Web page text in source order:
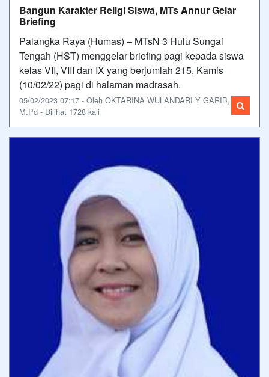
Bangun Karakter Religi Siswa, MTs Annur Gelar
Briefing
Palangka Raya (Humas) – MTsN 3 Hulu Sungai
Tengah (HST) menggelar briefing pagi kepada siswa
kelas VII, VIII dan IX yang berjumlah 215, Kamis
(10/02/22) pagi di halaman madrasah.
05/02/2023 07:17 - Oleh OKTARINA WULANDARI Y GARIB,
M.Pd - Dilihat 1728 kali